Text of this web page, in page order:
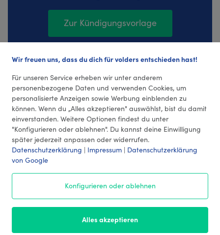
Zur Kündigungsvorlage
17 Bewertungen (4,35 Durchschnitt)
Kontakt
Wir freuen uns, dass du dich für volders entschieden hast!
Für unseren Service erheben wir unter anderem
personenbezogene Daten und verwenden Cookies, um
personalisierte Anzeigen sowie Werbung einblenden zu
können. Wenn du „Alles akzeptieren" auswählst, bist du damit
einverstanden. Weitere Optionen findest du unter
"Konfigurieren oder ablehnen". Du kannst deine Einwilligung
später jederzeit anpassen oder widerrufen.
Datenschutzerklärung | Impressum | Datenschutzerklärung
von Google
Konfigurieren oder ablehnen
Alles akzeptieren